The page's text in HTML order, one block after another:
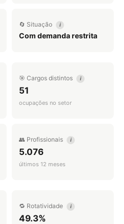
🔄 Situação i
Com demanda restrita
🎯 Cargos distintos i
51
ocupações no setor
👥 Profissionais i
5.076
últimos 12 meses
🔁 Rotatividade i
49.3%